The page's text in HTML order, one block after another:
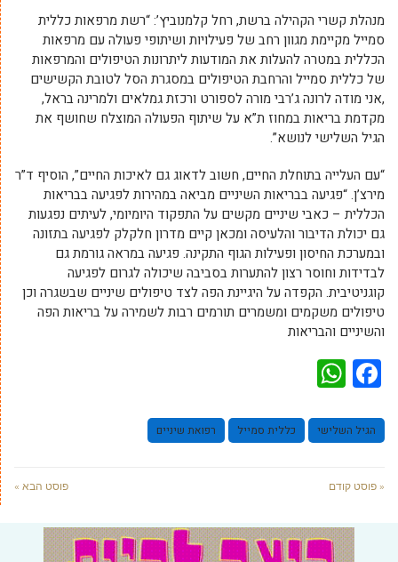
מנהלת קשרי הקהילה ברשת, רחל קלמנוביץ’: “רשת מרפאות כללית
סמייל מקיימת מגוון רחב של פעילויות ושיתופי פעולה עם מרפאות
הכללית במטרה להעלות את המודעות ליתרונות הטיפולים והמרפאות
של כללית סמייל והרחבת הטיפולים במסגרת הסל לטובת הקשישים
,אני מודה לרונה ג’רבי מורה לספורט ורכזת גמלאים ולמרינה בראל,
מקדמת בריאות במחוז ת”א על שיתוף הפעולה המוצלח שחושף את
הגיל השלישי לנושא”.
“עם העלייה בתוחלת החיים, חשוב לדאוג גם לאיכות החיים”, הוסיף ד”ר
מירצ’ן. “פגיעה בבריאות השיניים מביאה במהירות לפגיעה בבריאות
הכללית – כאבי שיניים מקשים על התפקוד היומיומי, לעיתים נפגעות
גם יכולת הדיבור והלעיסה ומכאן קיים מדרון חלקלק לפגיעה בתזונה
ובמערכת החיסון ופעילות הגוף התקינה. פגיעה במראה גורמת גם
לבדידות וחוסר רצון להתערות בסביבה שיכולה לגרום לפגיעה
קוגניטיבית. הקפדה על היגיינת הפה לצד טיפולים שיניים שבשגרה וכן
טיפולים משקמים ומשמרים תורמים רבות לשמירה על בריאות הפה
והשיניים והבריאות
Facebook
הגיל השלישי כללית סמייל רפואת שיניים
« פוסט קודם פוסט הבא »